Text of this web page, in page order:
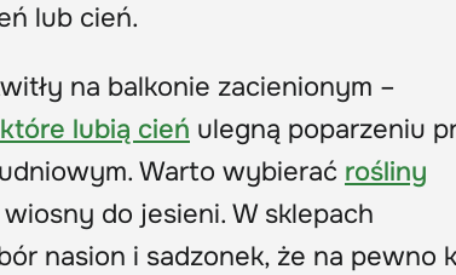
lub cień.
na balkonie zacienionym –
lubią cień ulegną poparzeniu
Warto wybierać rośliny
do jesieni. W sklepach
nasion i sadzonek, że na pewno